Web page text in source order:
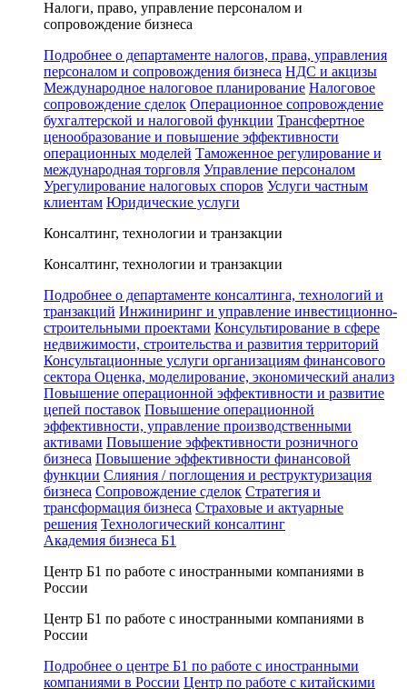
Налоги, право, управление персоналом и
сопровождение бизнеса
Подробнее о департаменте налогов, права, управления
персоналом и сопровождения бизнеса НДС и акцизы
Международное налоговое планирование Налоговое
сопровождение сделок Операционное сопровождение
бухгалтерской и налоговой функции Трансфертное
ценообразование и повышение эффективности
операционных моделей Таможенное регулирование и
международная торговля Управление персоналом
Урегулирование налоговых споров Услуги частным
клиентам Юридические услуги
Консалтинг, технологии и транзакции
Консалтинг, технологии и транзакции
Подробнее о департаменте консалтинга, технологий и
транзакций Инжиниринг и управление инвестиционно-
строительными проектами Консультирование в сфере
недвижимости, строительства и развития территорий
Консультационные услуги организациям финансового
сектора Оценка, моделирование, экономический анализ
Повышение операционной эффективности и развитие
цепей поставок Повышение операционной
эффективности, управление производственными
активами Повышение эффективности розничного
бизнеса Повышение эффективности финансовой
функции Слияния / поглощения и реструктуризация
бизнеса Сопровождение сделок Стратегия и
трансформация бизнеса Страховые и актуарные
решения Технологический консалтинг
Академия бизнеса Б1
Центр Б1 по работе с иностранными компаниями в
России
Центр Б1 по работе с иностранными компаниями в
России
Подробнее о центре Б1 по работе с иностранными
компаниями в России Центр по работе с китайскими